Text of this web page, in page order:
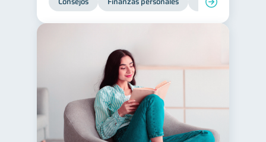
6
Ciberseguridad 5
Derechos & Deberes
Superintendencia de Bancos
Vacaciones 2
Criptomonedas 2
Inversiones 2